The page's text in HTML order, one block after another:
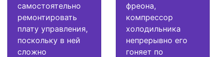
самостоятельно
ремонтировать
плату управления,
поскольку в ней
сложно
фреона,
компрессор
холодильника
непрерывно его
гоняет по